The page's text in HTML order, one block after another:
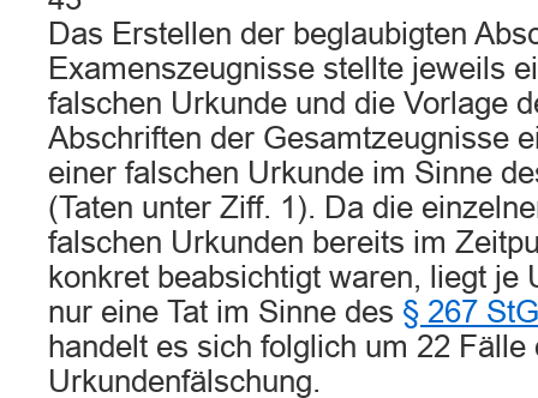
Das Erstellen der beglaubigten
Examenszeugnisse stellte jeweils
falschen Urkunde und die Vorlage
Abschriften der Gesamtzeugnisse
einer falschen Urkunde im Sinne
(Taten unter Ziff. 1). Da die
falschen Urkunden bereits im
konkret beabsichtigt waren, liegt je
nur eine Tat im Sinne des § 267
handelt es sich folglich um 22 Fälle
Urkundenfälschung.